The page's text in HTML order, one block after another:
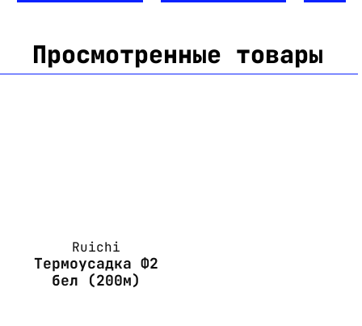
Просмотренные товары
Ruichi
Термоусадка Ф2
бел (200м)